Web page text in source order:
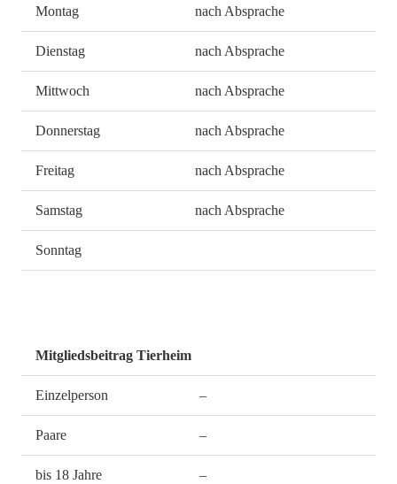
Montag nach Absprache
Dienstag nach Absprache
Mittwoch nach Absprache
Donnerstag nach Absprache
Freitag nach Absprache
Samstag nach Absprache
Sonntag
Mitgliedsbeitrag Tierheim
Einzelperson –
Paare –
bis 18 Jahre –